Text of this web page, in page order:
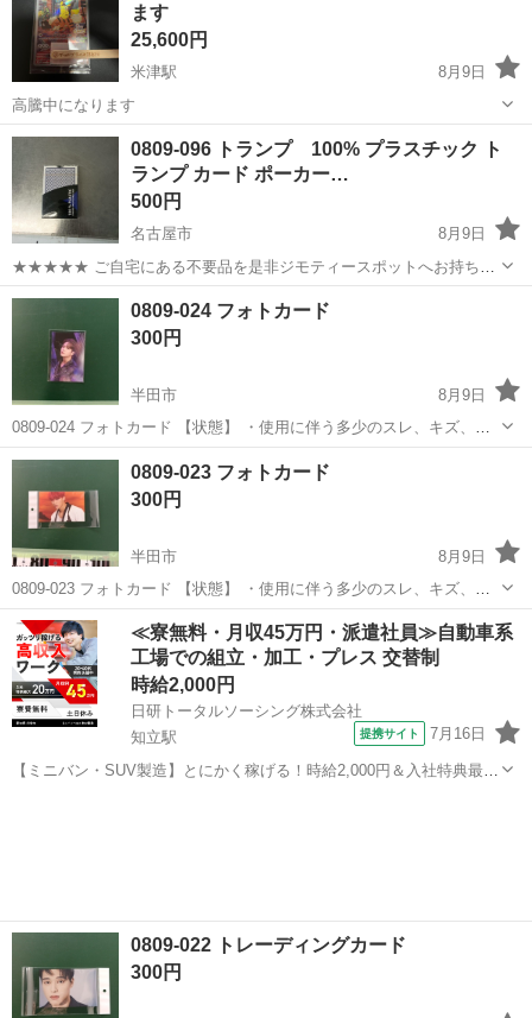
ます
25,600円
米津駅
8月9日
高騰中になります
愛知 西尾市 カードゲーム ポケカ
0809-096 トランプ 100% プラスチック ト
ランプ カード ポーカー…
500円
名古屋市
8月9日
★★★★★ ご自宅にある不要品を是非ジモティースポットへお持ち込
みしませんか？ 家電、趣味・スポーツ・レジャー用品、こども用品、
衣料服飾品、生活雑貨、家具、本、CD・DVDなどが無料でまとめて持
ち込めます！ ※詳細はこ...
愛知 名古屋市 カードゲーム ポーカー
0809-024 フォトカード
300円
半田市
8月9日
0809-024 フォトカード 【状態】 ・使用に伴う多少のスレ、キズ、落
としきれない汚れなどございます ・詳細は現地でご確認ください ・お
値引きは出来かねますのでご了承願います ※中古品のため、状態につ
い...
愛知 半田市
0809-023 フォトカード
300円
半田市
8月9日
0809-023 フォトカード 【状態】 ・使用に伴う多少のスレ、キズ、落
としきれない汚れなどございます ・詳細は現地でご確認ください ・お
値引きは出来かねますのでご了承願います ※中古品のため、状態につ
い...
愛知 半田市 カードゲーム 現地
≪寮無料・月収45万円・派遣社員≫自動車系
工場での組立・加工・プレス 交替制
時給2,000円
日研トータルソーシング株式会社
知立駅
提携サイト 7月16日
【ミニバン・SUV製造】とにかく稼げる！時給2,000円＆入社特典最大
0809-022 トレーディングカード
300円